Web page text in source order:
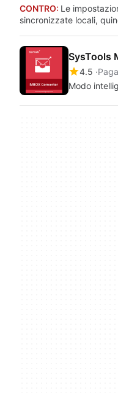
CONTRO: Le
sincronizzate locali,
SysTools
4.5
Modo